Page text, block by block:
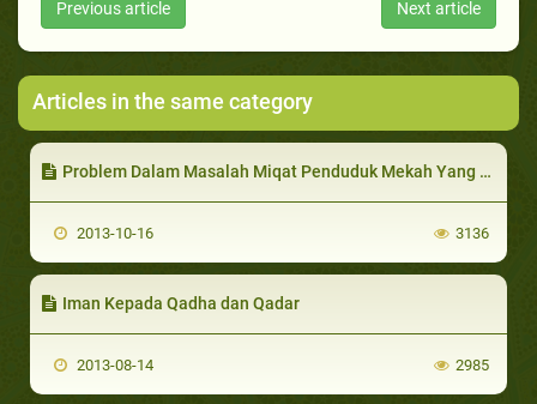
Previous article Next article
Articles in the same category
Problem Dalam Masalah Miqat Penduduk Mekah Yang Hendak Umrah
2013-10-16 3136
Iman Kepada Qadha dan Qadar
2013-08-14 2985